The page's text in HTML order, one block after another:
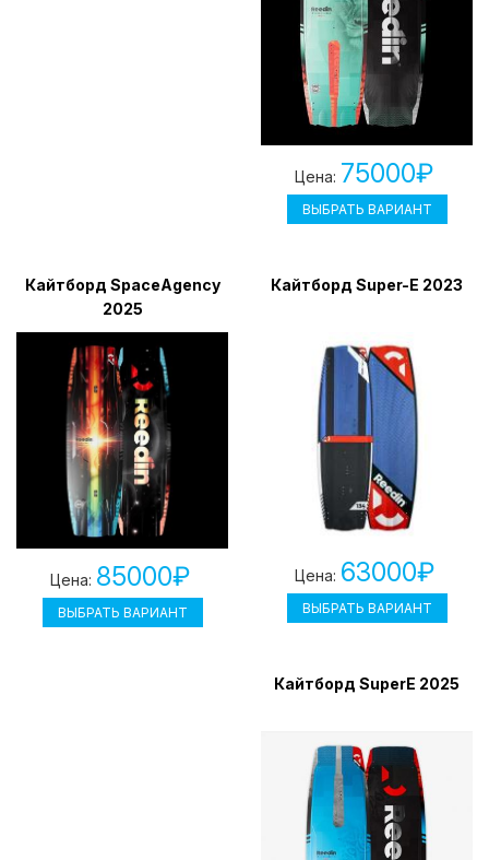
Цена: 75000₽
ВЫБРАТЬ ВАРИАНТ
Кайтборд SpaceAgency
2025
Цена: 85000₽
ВЫБРАТЬ ВАРИАНТ
Кайтборд Super-E 2023
Цена: 63000₽
ВЫБРАТЬ ВАРИАНТ
Кайтборд SuperE 2025